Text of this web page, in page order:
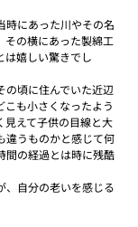
時にあった川やその名
その横にあった製綿工
は嬉しい驚きでし
の頃に住んでいた近辺
こも小さくなったよう
見えて子供の目線と大
違うものかと感じて何
間の経過とは時に残酷
、自分の老いを感じる